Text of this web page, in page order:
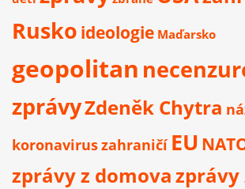
Rusko ideologie Maďarsko
geopolitan
zprávyZdeněk Chytra
koronaviruszahraničí EU
zprávy z domovazprávy